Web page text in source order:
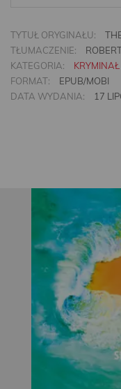
TYTUŁ ORYGINAŁU:
TŁUMACZENIE:
KATEGORIA:
FORMAT:
EPUB/MOBI
DATA WYDANIA:
17